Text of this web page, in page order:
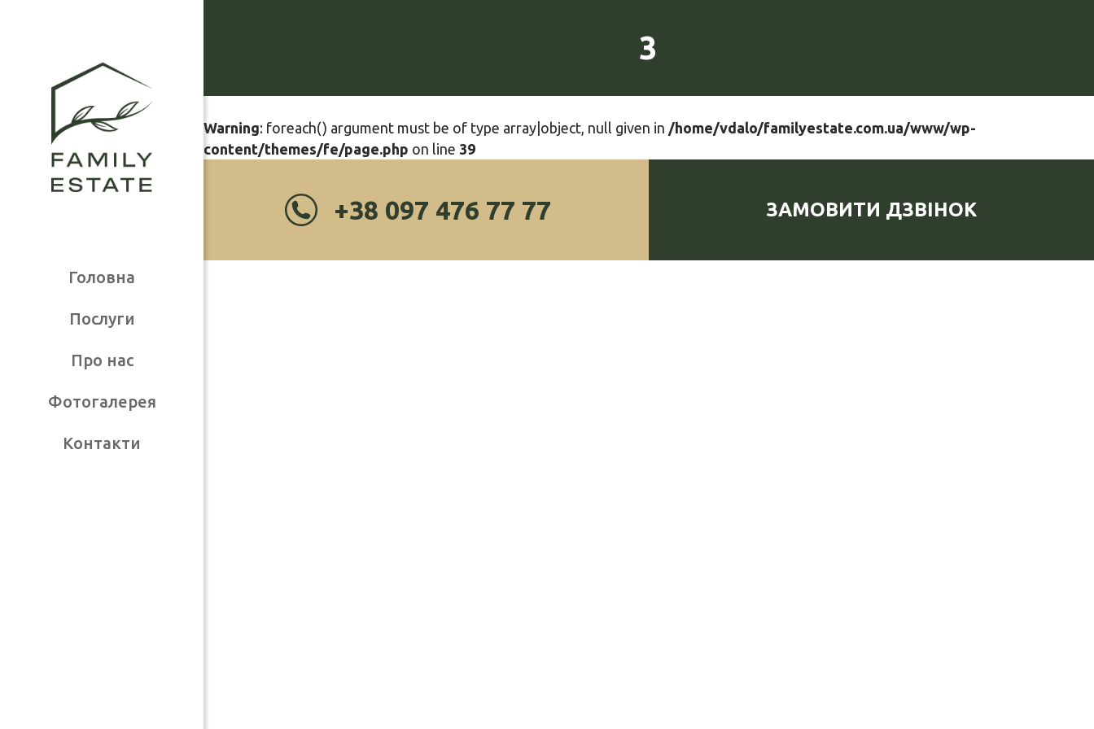
Головна
Послуги
Про нас
Фотогалерея
Контакти
3
Warning: foreach() argument must be of type array|object, null given in /home/vdalo/familyestate.com.ua/www/wp-
content/themes/fe/page.php on line 39
+38 097 476 77 77 ЗАМОВИТИ ДЗВІНОК